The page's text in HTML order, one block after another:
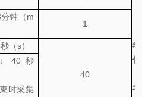
分钟（m
1
秒（s）
40
： 40秒
时采集
考
值
考